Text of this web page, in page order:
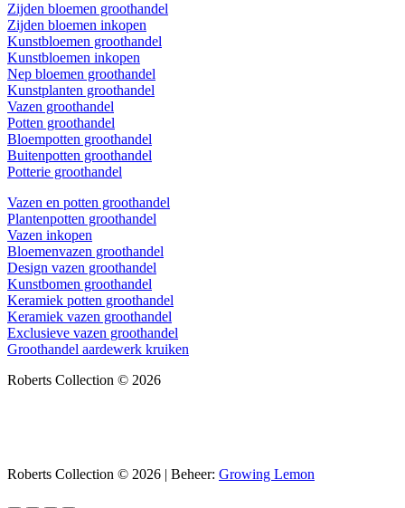
Zijden bloemen groothandel
Zijden bloemen inkopen
Kunstbloemen groothandel
Kunstbloemen inkopen
Nep bloemen groothandel
Kunstplanten groothandel
Vazen groothandel
Potten groothandel
Bloempotten groothandel
Buitenpotten groothandel
Potterie groothandel
Vazen en potten groothandel
Plantenpotten groothandel
Vazen inkopen
Bloemenvazen groothandel
Design vazen groothandel
Kunstbomen groothandel
Keramiek potten groothandel
Keramiek vazen groothandel
Exclusieve vazen groothandel
Groothandel aardewerk kruiken
Roberts Collection © 2026
Roberts Collection © 2026 | Beheer: Growing Lemon